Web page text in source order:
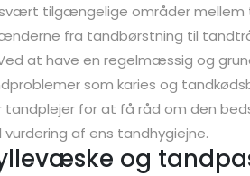
tilgængelige områder mellem
fra tandbørstning til
at have en regelmæssig og
som karies og
for at få råd om den
vurdering af ens tandhygiejne.
og